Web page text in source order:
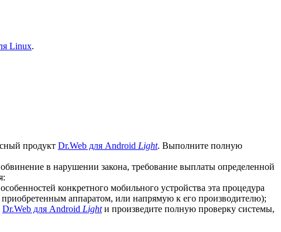
Linux.
продукт Dr.Web для Android Light. Выполните полную
в нарушении закона, требование выплаты определенной
конкретного мобильного устройства эта процедура
аппаратом, или напрямую к его производителю);
Dr.Web для Android Lightи произведите полную проверку системы,